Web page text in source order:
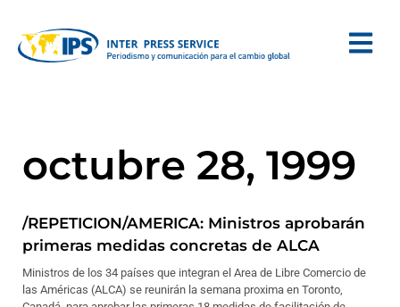
octubre 28, 1999
/REPETICION/AMERICA: Ministros aprobarán
primeras medidas concretas de ALCA
Ministros de los 34 países que integran el Area de Libre Comercio de
las Américas (ALCA) se reunirán la semana proxima en Toronto,